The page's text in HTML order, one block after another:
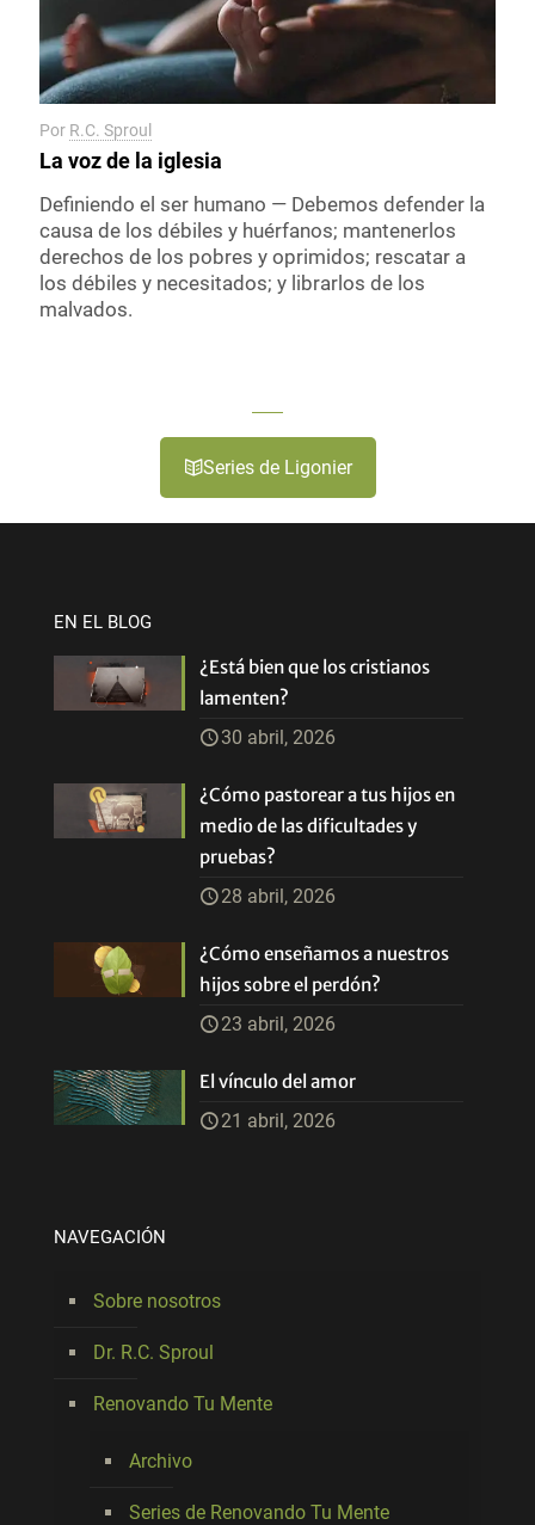
Por R.C. Sproul
La voz de la iglesia
Definiendo el ser humano — Debemos defender la
causa de los débiles y huérfanos; mantenerlos
derechos de los pobres y oprimidos; rescatar a
los débiles y necesitados; y librarlos de los
malvados.
Series de Ligonier
EN EL BLOG
¿Está bien que los cristianos
lamenten?
30 abril, 2026
¿Cómo pastorear a tus hijos en
medio de las dificultades y
pruebas?
28 abril, 2026
¿Cómo enseñamos a nuestros
hijos sobre el perdón?
23 abril, 2026
El vínculo del amor
21 abril, 2026
NAVEGACIÓN
Sobre nosotros
Dr. R.C. Sproul
Renovando Tu Mente
Archivo
Series de Renovando Tu Mente